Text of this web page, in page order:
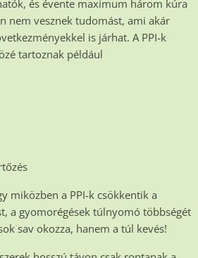
és évente maximum három kúra
nem vesznek tudomást, ami akár
is járhat. A PPI-k
tartoznak például
miközben a PPI-k csökkentik a
a gyomorégések túlnyomó többségét
sav okozza, hanem a túl kevés!